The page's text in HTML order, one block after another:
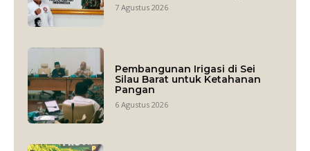
7 Agustus 2026
Pembangunan Irigasi di Sei
Silau Barat untuk Ketahanan
Pangan
6 Agustus 2026